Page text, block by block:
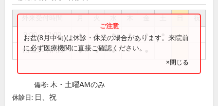
祝
9:00～12:00 ● ● ● ● ●
13:30～18:00 ● ● ●
お盆(8月中旬)は休診・休業の場合があります。来院前
に必ず医療機関に直接ご確認ください。
×閉じる
備考: 木・土曜AMのみ
休診日: 日、祝